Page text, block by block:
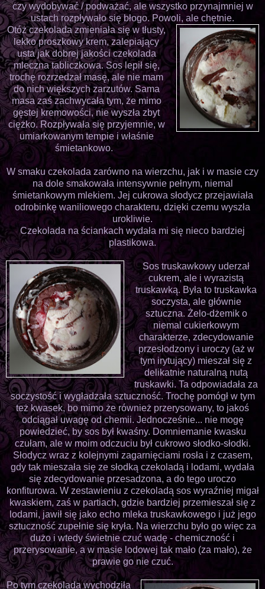
czy wydobywać / podważać, ale wszystko przynajmniej w
ustach rozpływało się błogo. Powoli, ale chętnie.
Otóż czekolada zmieniała się w tłusty,
lekko proszkowy krem, zalepiający
usta jak dobrej jakości czekolada
mleczna tabliczkowa. Sos lepił się,
trochę rozrzedzał masę, ale nie mam
do nich większych zarzutów. Sama
masa zaś zachwycała tym, że mimo
gęstej kremowości, nie wyszła zbyt
ciężko. Rozpływała się przyjemnie, w
umiarkowanym tempie i właśnie
śmietankowo.
W smaku czekolada zarówno na wierzchu, jak i w masie czy
na dole smakowała intensywnie pełnym, niemal
śmietankowym mlekiem. Jej cukrowa słodycz przejawiała
odrobinkę waniliowego charakteru, dzięki czemu wyszła
urokliwie.
Czekolada na ściankach wydała mi się nieco bardziej
plastikowa.
Sos truskawkowy uderzał
cukrem, ale i wyrazistą
truskawką. Była to truskawka
soczysta, ale głównie
sztuczna. Żelo-dżemik o
niemal cukierkowym
charakterze, zdecydowanie
przesłodzony i uroczy (aż w
tym irytujący) mieszał się z
delikatnie naturalną nutą
truskawki. Ta odpowiadała za
soczystość i wygładzała sztuczność. Trochę pomógł w tym
też kwasek, bo mimo że również przerysowany, to jakoś
odciągał uwagę od chemii. Jednocześnie... nie mogę
powiedzieć, by sos był kwaśny. Domniemanie kwasku
czułam, ale w moim odczuciu był cukrowo słodko-słodki.
Słodycz wraz z kolejnymi zagarnięciami rosła i z czasem,
gdy tak mieszała się ze słodką czekoladą i lodami, wydała
się zdecydowanie przesadzona, a do tego uroczo
konfiturowa. W zestawieniu z czekoladą sos wyraźniej migał
kwaskiem, zaś w partiach, gdzie bardziej przemieszał się z
lodami, jawił się jako echo mleka truskawkowego i już jego
sztuczność zupełnie się kryła. Na wierzchu było go więc za
dużo i wtedy świetnie czuć wadę - chemiczność i
przerysowanie, a w masie lodowej tak mało (za mało), że
prawie go nie czuć.
Po tym czekolada wychodziła